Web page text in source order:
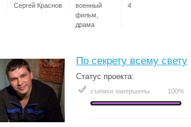
Сергей Краснов
военный
фильм,
драма
4
По секрету всему свету
Статус проекта:
съемки завершены 100%